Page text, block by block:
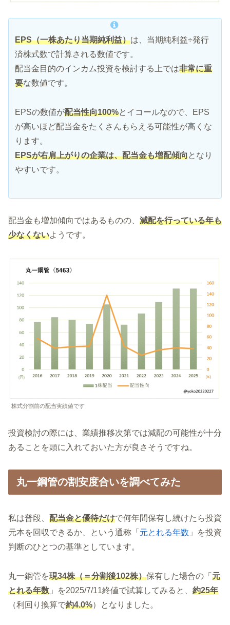
EPS（一株あたり当期純利益）は、当期純利益÷発行
済株式数で計算される数値です。
配当金目的のインカム投資を検討する上では非常に重
要な数値です。
EPSの数値が配当性向100%とイコールなので、EPS
が高いほど配当金をたくさんもらえる可能性が高くな
ります。
EPSが右肩上がりの企業は、配当金も増配傾向となり
やすいです。
配当金も増加傾向ではあるものの、 減配を行っている年も
少なくないようです。
株式分割前の配当実績値です
投資検討の際には、業績推移次第では減配の可能性が十分
あることを頭に入れておいた方が良さそうですね。
丸一鋼管の割安度合いを調べてみた
私は普段、 配当金と優待だけで何年間保有し続けたら投資
元本を回収できるか、という通称「 元とれる年数 」を投資
判断のひとつの基準としています。
丸一鋼管を現34株（＝分割後102株）保有した場合の「 元
とれる年数 」を2025/7/11終値で試算してみると、 約25年
（利回り換算で約4.0%）となりました。